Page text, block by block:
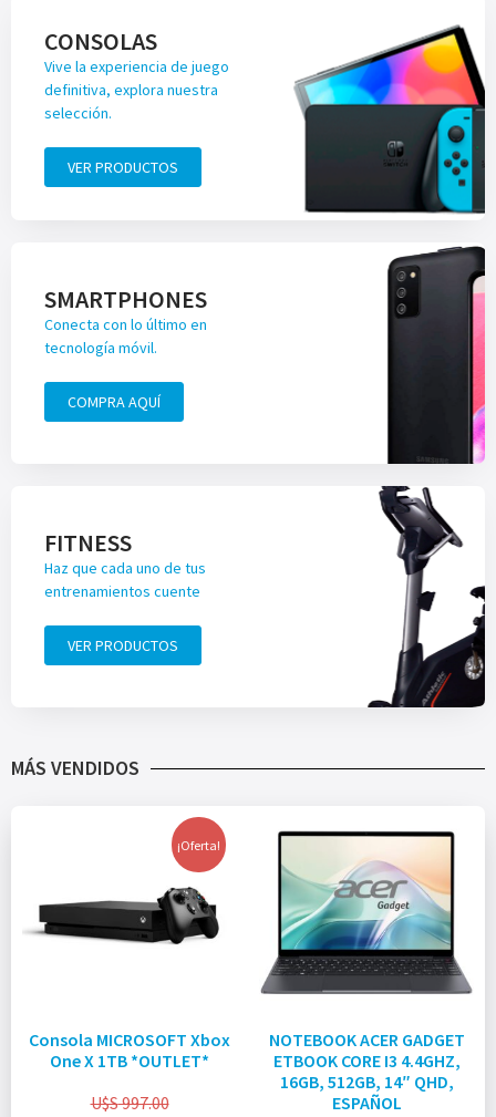
CONSOLAS
Vive la experiencia de juego
definitiva, explora nuestra
selección.
VER PRODUCTOS
SMARTPHONES
Conecta con lo último en
tecnología móvil.
COMPRA AQUÍ
FITNESS
Haz que cada uno de tus
entrenamientos cuente
VER PRODUCTOS
MÁS VENDIDOS
¡Oferta!
Consola MICROSOFT Xbox
One X 1TB *OUTLET*
U$S997.00
NOTEBOOK ACER GADGET
ETBOOK CORE I3 4.4GHZ,
16GB, 512GB, 14″ QHD,
ESPAÑOL